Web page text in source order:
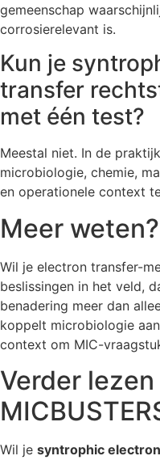
gemeenschap
corrosierelevant is.
Kun je
transfer
met één test?
Meestal niet. In de
microbiologie, chemie,
en operationele context
Meer weten?
Wil je electron transfer-
beslissingen in het veld,
benadering meer dan
koppelt microbiologie
context om MIC-
Verder
Wil je syntrophic